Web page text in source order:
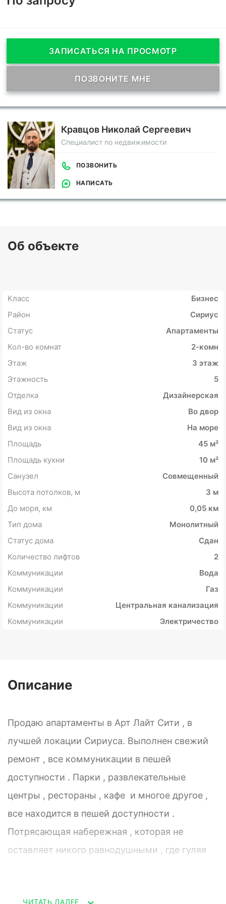
ЗАПИСАТЬСЯ НА ПРОСМОТР
ПОЗВОНИТЕ МНЕ
Кравцов Николай Сергеевич
Специалист по недвижимости
ПОЗВОНИТЬ
НАПИСАТЬ
Об объекте
Класс
Бизнес
Район
Сириус
Статус
Апартаменты
Кол-во комнат
2-комн
Этаж
3 этаж
Этажность
5
Отделка
Дизайнерская
Вид из окна
Во двор
Вид из окна
На море
Площадь
45 м²
Площадь кухни
10 м²
Санузел
Совмещенный
Высота потолков, м
3 м
До моря, км
0,05 км
Тип дома
Монолитный
Статус дома
Сдан
Количество лифтов
2
Коммуникации
Вода
Коммуникации
Газ
Коммуникации
Центральная канализация
Коммуникации
Электричество
Описание
Продаю апартаменты в Арт Лайт Сити , в
лучшей локации Сириуса. Выполнен свежий
ремонт , все коммуникации в пешей
доступности . Парки , развлекательные
центры , рестораны , кафе и многое другое ,
все находится в пешей доступности .
Потрясающая набережная , которая не
оставляет никого равнодушными , где гуляя
ЧИТАТЬ ДАЛЕЕ